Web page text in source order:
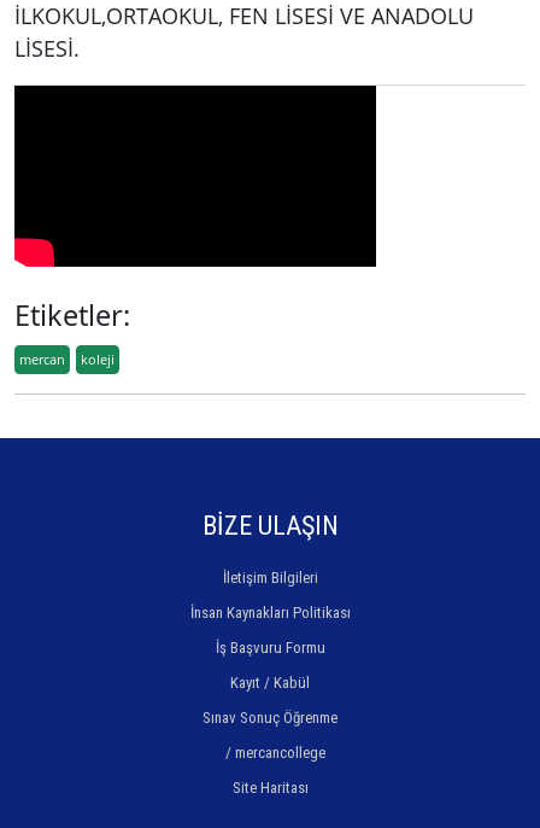
İLKOKUL,ORTAOKUL, FEN LİSESİ VE ANADOLU
LİSESİ.
Etiketler:
mercan koleji
BİZE ULAŞIN
İletişim Bilgileri
İnsan Kaynakları Politikası
İş Başvuru Formu
Kayıt / Kabül
Sınav Sonuç Öğrenme
/ mercancollege
Site Haritası